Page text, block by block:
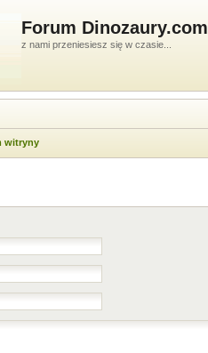
Forum Dinozaury.com
z nami przeniesiesz się w czasie...
witryny